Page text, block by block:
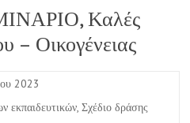
Καλές
– Οικογένειας
2023
εκπαιδευτικών ,Σχέδιο δράσης